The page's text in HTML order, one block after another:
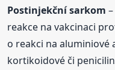
Postinjekční sarkom
reakce na vakcinaci
o reakci na aluminiové
kortikoidové či